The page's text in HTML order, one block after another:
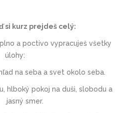
si kurz prejdeš celý:
a poctivo vypracuješ všetky
úlohy:
na seba a svet okolo seba.
hlboký pokoj na duši, slobodu a
jasný smer.